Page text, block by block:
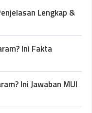
Lengkap &
Ini Fakta
Ini Jawaban MUI